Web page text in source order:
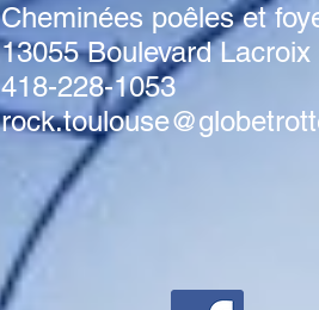
Cheminées poêles et
13055 Boulevard
418-228-1053